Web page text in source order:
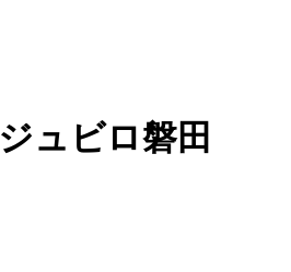
ジュビロ磐田